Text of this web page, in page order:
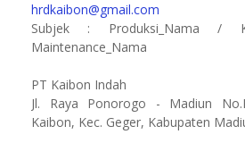
hrdkaibon@gmail.com
Subjek : Produksi_Nama /
Maintenance_Nama
PT Kaibon Indah
Jl. Raya Ponorogo - Madiun
Kaibon, Kec. Geger, Kabupaten